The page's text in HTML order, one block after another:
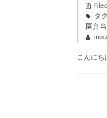
タ
園弁当
こんにち